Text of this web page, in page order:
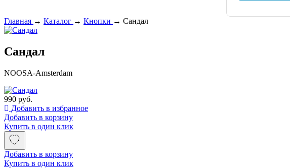
Главная → Каталог → Кнопки → Сандал
Сандал
NOOSA-Amsterdam
990 руб.
Добавить в избранное
Добавить в корзину
Купить в один клик
Добавить в корзину
Купить в один клик